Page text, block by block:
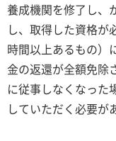
養成機関を修了し、
し、取得した資格が
時間以上あるもの）
金の返還が全額免除
に従事しなくなった
していただく必要が